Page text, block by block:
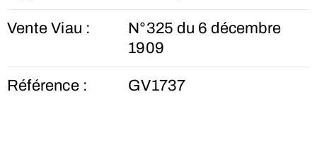
Vente Viau :
N°325 du 6 décembre
1909
Référence : GV1737